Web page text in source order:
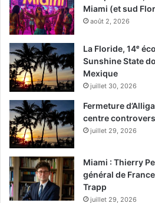
Miami (et sud
août 2, 2026
La Floride, 14ᵉ
Sunshine State
Mexique
juillet 30, 2026
Fermeture
centre
juillet 29, 2026
Miami : Thierry
général de
Trapp
juillet 29, 2026